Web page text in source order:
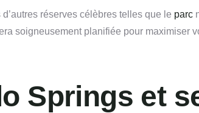
réserves célèbres telles que le parc
soigneusement planifiée pour maximiser
Springs et